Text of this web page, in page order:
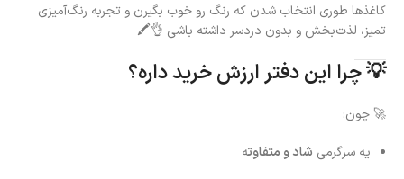
کاغذها طوری انتخاب شدن که رنگ رو خوب بگیرن و تجربه رنگ‌آمیزی
تمیز، لذت‌بخش و بدون دردسر داشته باشی 👌🖍️
💡 چرا این دفتر ارزش خرید داره؟
🚀 چون:
یه سرگرمی شاد و متفاوته